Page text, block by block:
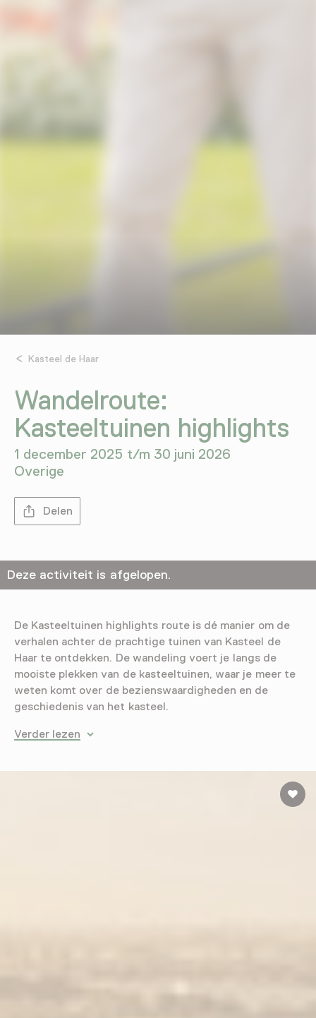
Kasteel de Haar
Wandelroute:
Kasteeltuinen highlights
1 december 2025 t/m 30 juni 2026
Overige
Delen
Deze activiteit is afgelopen.
De Kasteeltuinen highlights route is dé manier om de
verhalen achter de prachtige tuinen van Kasteel de
Haar te ontdekken. De wandeling voert je langs de
mooiste plekken van de kasteeltuinen, waar je meer te
weten komt over de bezienswaardigheden en de
geschiedenis van het kasteel.
Verder lezen